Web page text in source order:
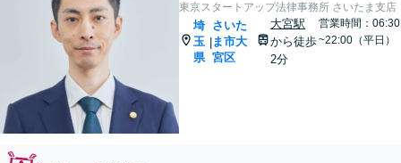
東京スタートアップ法律事務所 さいたま支店
埼
玉
県
|
さいた
ま市大
宮区
大宮駅
から徒歩
2分
営業時間：06:30
~22:00（平日）